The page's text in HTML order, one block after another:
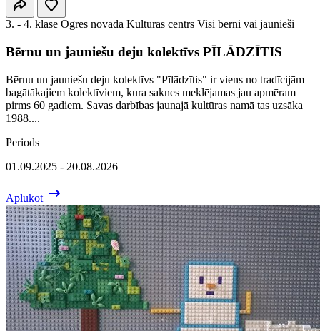
3. - 4. klase Ogres novada Kultūras centrs Visi bērni vai jaunieši
Bērnu un jauniešu deju kolektīvs PĪLĀDZĪTIS
Bērnu un jauniešu deju kolektīvs "Pīlādzītis" ir viens no tradīcijām
bagātākajiem kolektīviem, kura saknes meklējamas jau apmēram
pirms 60 gadiem. Savas darbības jaunajā kultūras namā tas uzsāka
1988....
Periods
01.09.2025 - 20.08.2026
Aplūkot